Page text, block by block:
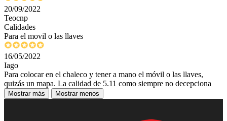
20/09/2022
Teocnp
Calidades
Para el movil o las llaves
16/05/2022
Iago
Para colocar en el chaleco y tener a mano el móvil o las llaves,
quizás un mapa. La calidad de 5.11 como siempre no decepciona
Mostrar más Mostrar menos